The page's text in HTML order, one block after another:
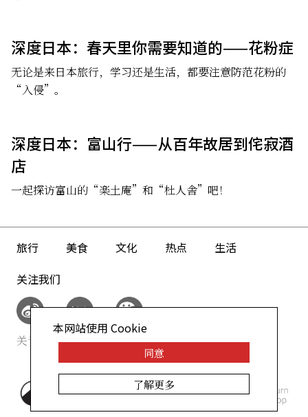
深度日本：春天里你需要知道的——花粉症
无论是来日本旅行，学习还是生活，都要注意防范花粉的
“入侵”。
深度日本：富山行——从百年故居到侘寂酒
店
一起探访富山的“楽土庵”和“杜人舎”吧！
旅行 美食 文化 热点
生活
关注我们
关于我们 网站政策
©AllAbout-Japan.com - All
rights reserved.
本网站使用 Cookie
同意
了解更多